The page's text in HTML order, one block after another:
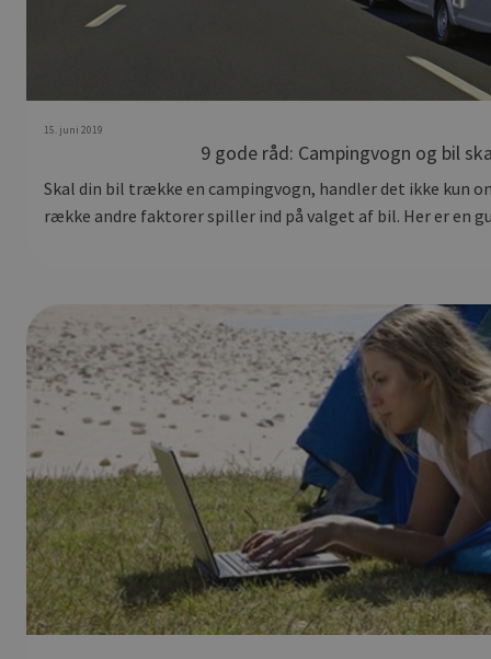
15. juni 2019
9 gode råd: Campingvogn og bil
Skal din bil trække en campingvogn, handler det ikke kun
række andre faktorer spiller ind på valget af bil. Her er en